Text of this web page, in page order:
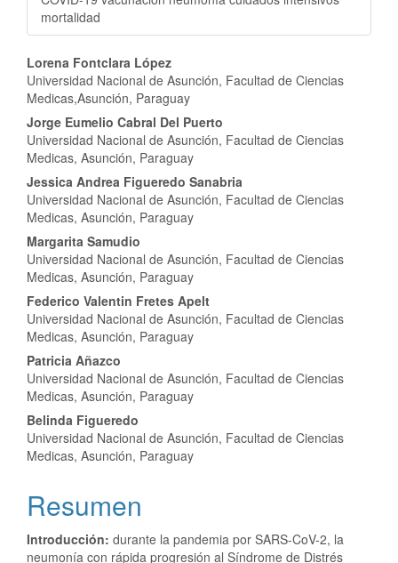
mortalidad
Contenido
principal
del
artículo
Lorena Fontclara López
Universidad Nacional de Asunción, Facultad de Ciencias
Medicas,Asunción, Paraguay
Jorge Eumelio Cabral Del Puerto
Universidad Nacional de Asunción, Facultad de Ciencias
Medicas, Asunción, Paraguay
Jessica Andrea Figueredo Sanabria
Universidad Nacional de Asunción, Facultad de Ciencias
Medicas, Asunción, Paraguay
Margarita Samudio
Universidad Nacional de Asunción, Facultad de Ciencias
Medicas, Asunción, Paraguay
Federico Valentin Fretes Apelt
Universidad Nacional de Asunción, Facultad de Ciencias
Medicas, Asunción, Paraguay
Patricia Añazco
Universidad Nacional de Asunción, Facultad de Ciencias
Medicas, Asunción, Paraguay
Belinda Figueredo
Universidad Nacional de Asunción, Facultad de Ciencias
Medicas, Asunción, Paraguay
Resumen
Introducción: durante la pandemia por SARS-CoV-2, la
neumonía con rápida progresión al Síndrome de Distrés